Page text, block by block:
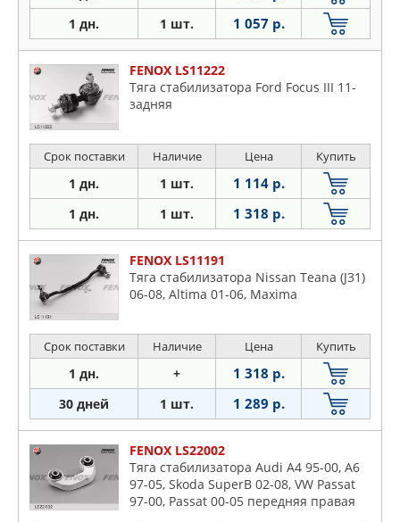
1 дн. 1 шт. 1 057 р.
FENOX LS11222
Тяга стабилизатора Ford Focus III 11-
задняя
Срок поставки Наличие Цена Купить
1 дн. 1 шт. 1 114 р.
1 дн. 1 шт. 1 318 р.
FENOX LS11191
Тяга стабилизатора Nissan Teana (J31)
06-08, Altima 01-06, Maxima
Срок поставки Наличие Цена Купить
1 дн. + 1 318 р.
30 дней 1 шт. 1 289 р.
FENOX LS22002
Тяга стабилизатора Audi A4 95-00, A6
97-05, Skoda SuperB 02-08, VW Passat
97-00, Passat 00-05 передняя правая